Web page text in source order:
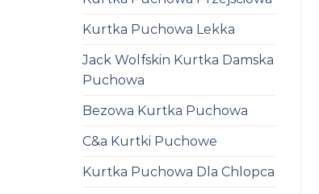
Kurtka Puchowa Lekka
Jack Wolfskin Kurtka Damska
Puchowa
Bezowa Kurtka Puchowa
C&a Kurtki Puchowe
Kurtka Puchowa Dla Chlopca